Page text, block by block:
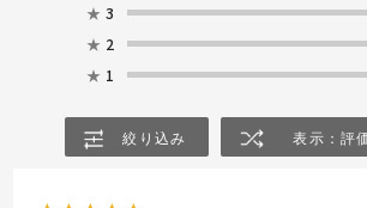
★ 3
★ 2
★ 1
絞り込み 表示：評